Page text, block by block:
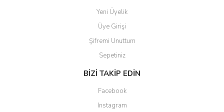
Yeni Üyelik
Üye Girişi
Şifremi Unuttum
Sepetiniz
BİZİ TAKİP EDİN
Facebook
Instagram